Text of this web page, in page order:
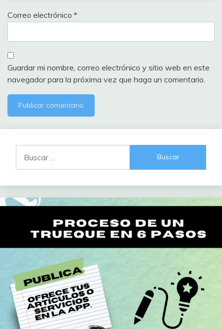
Correo electrónico *
Guardar mi nombre, correo electrónico y sitio web en este
navegador para la próxima vez que haga un comentario.